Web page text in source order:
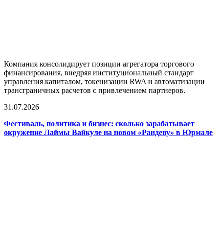
Компания консолидирует позиции агрегатора торгового
финансирования, внедряя институциональный стандарт
управления капиталом, токенизации RWA и автоматизации
трансграничных расчетов с привлечением партнеров.
31.07.2026
Фестиваль, политика и бизнес: сколько зарабатывает
окружение Лаймы Вайкуле на новом «Рандеву» в Юрмале